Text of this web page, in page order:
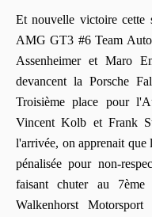
Et nouvelle victoire cette
AMG GT3 #6 Team
Assenheimer et Maro
devancent la Porsche
Troisième place pour
Vincent Kolb et Frank
l'arrivée, on apprenait
pénalisée pour non-
faisant chuter au
Walkenhorst